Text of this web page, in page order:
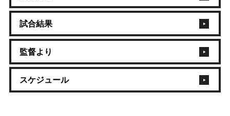
試合結果
監督より
スケジュール